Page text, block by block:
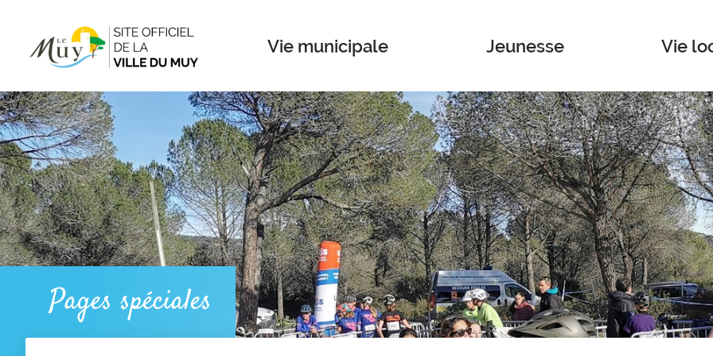
Vie municipale Jeunesse Vie
Pages spéciales